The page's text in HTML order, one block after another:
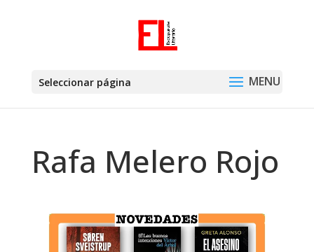
Seleccionar página
Rafa Melero Rojo